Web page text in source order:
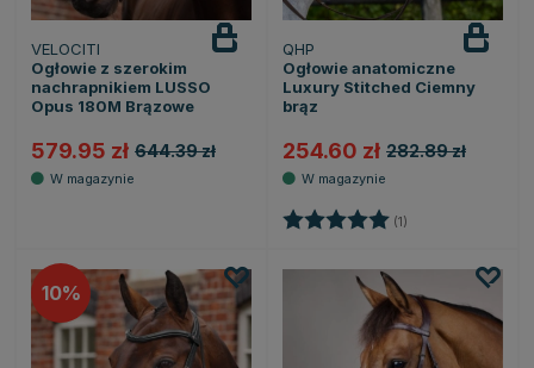
VELOCITI
Ogłowie z szerokim
nachrapnikiem LUSSO
Opus 180M Brązowe
579.95 zł 644.39 zł
QHP
Ogłowie anatomiczne
Luxury Stitched Ciemny
brąz
254.60 zł 282.89 zł
Ocena: (1)
10